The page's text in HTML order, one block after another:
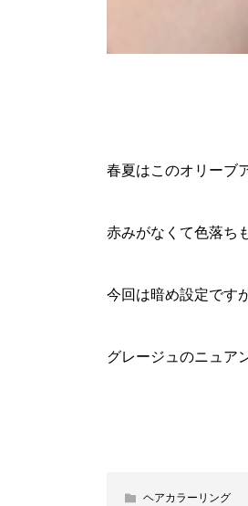
春夏はこのオリーブ
赤みがなくて色落ち
今回は暗め設定です
グレージュのニュア
ヘアカラーリング